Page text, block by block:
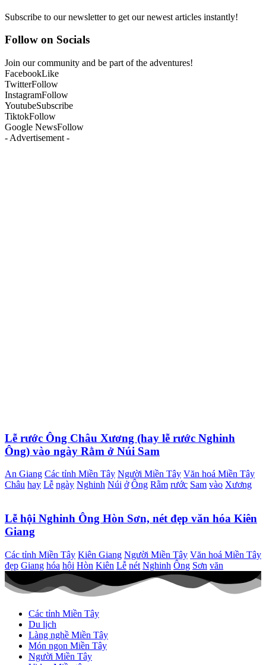
Subscribe to our newsletter to get our newest articles instantly!
Follow on Socials
Join our community and be part of the adventures!
FacebookLike
TwitterFollow
InstagramFollow
YoutubeSubscribe
TiktokFollow
Google NewsFollow
- Advertisement -
Lễ rước Ông Châu Xương (hay lễ rước Nghinh
Ông) vào ngày Rằm ở Núi Sam
An Giang Các tỉnh Miền Tây Người Miền Tây Văn hoá Miền Tây
Châu hay Lễ ngày Nghinh Núi ở Ông Rằm rước Sam vào Xương
Lễ hội Nghinh Ông Hòn Sơn, nét đẹp văn hóa Kiên
Giang
Các tỉnh Miền Tây Kiên Giang Người Miền Tây Văn hoá Miền Tây
đẹp Giang hóa hội Hòn Kiên Lễ nét Nghinh Ông Sơn văn
Các tỉnh Miền Tây
Du lịch
Làng nghề Miền Tây
Món ngon Miền Tây
Người Miền Tây